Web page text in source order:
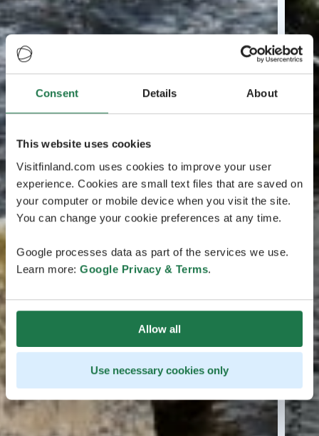
Consent Details About
This website uses cookies
Visitfinland.com uses cookies to improve your user
experience. Cookies are small text files that are saved on
your computer or mobile device when you visit the site.
You can change your cookie preferences at any time.
Google processes data as part of the services we use.
Learn more: Google Privacy & Terms.
Allow all
Use necessary cookies only